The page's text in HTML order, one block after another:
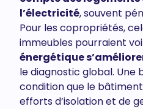
l’électricité, souvent
Pour les copropriétés,
immeubles pourraient
énergétique
le diagnostic global. Une
condition que le
efforts d’isolation et de